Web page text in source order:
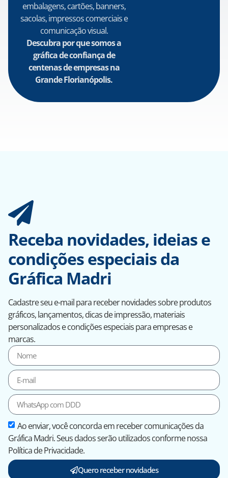
embalagens, cartões, banners,
sacolas, impressos comerciais e
comunicação visual.
Descubra por que somos a
gráfica de confiança de
centenas de empresas na
Grande Florianópolis.
Receba novidades, ideias e
condições especiais da
Gráfica Madri
Cadastre seu e-mail para receber novidades sobre produtos
gráficos, lançamentos, dicas de impressão, materiais
personalizados e condições especiais para empresas e
marcas.
Ao enviar, você concorda em receber comunicações da
Gráfica Madri. Seus dados serão utilizados conforme nossa
Política de Privacidade.
Quero receber novidades